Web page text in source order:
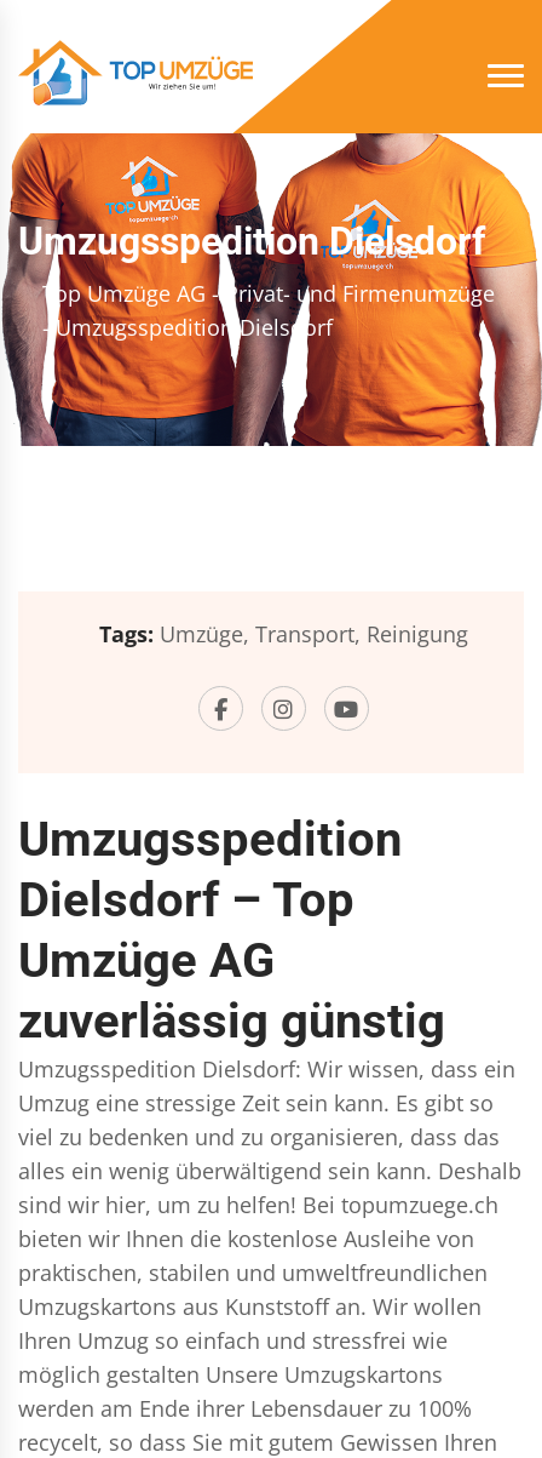
Umzugsspedition Dielsdorf
Top Umzüge AG - Privat- und Firmenumzüge
- Umzugsspedition Dielsdorf
Tags: Umzüge, Transport, Reinigung
Umzugsspedition
Dielsdorf – Top
Umzüge AG
zuverlässig günstig
Umzugsspedition Dielsdorf: Wir wissen, dass ein
Umzug eine stressige Zeit sein kann. Es gibt so
viel zu bedenken und zu organisieren, dass das
alles ein wenig überwältigend sein kann. Deshalb
sind wir hier, um zu helfen! Bei topumzuege.ch
bieten wir Ihnen die kostenlose Ausleihe von
praktischen, stabilen und umweltfreundlichen
Umzugskartons aus Kunststoff an. Wir wollen
Ihren Umzug so einfach und stressfrei wie
möglich gestalten Unsere Umzugskartons
werden am Ende ihrer Lebensdauer zu 100%
recycelt, so dass Sie mit gutem Gewissen Ihren